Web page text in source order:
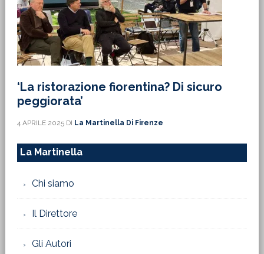
‘La ristorazione fiorentina? Di sicuro
peggiorata’
4 APRILE 2025DI La Martinella Di Firenze
La Martinella
Chi siamo
Il Direttore
Gli Autori